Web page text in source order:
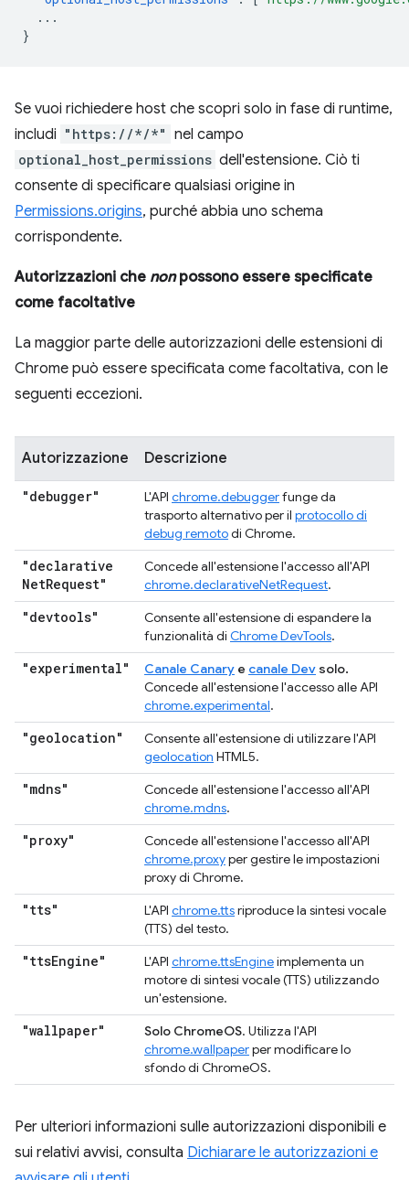
...
}
Se vuoi richiedere host che scopri solo in fase di runtime,
includi "https://*/*" nel campo
optional_host_permissions dell'estensione. Ciò ti
consente di specificare qualsiasi origine in
Permissions.origins, purché abbia uno schema
corrispondente.
Autorizzazioni che nonpossono essere specificate
come facoltative
La maggior parte delle autorizzazioni delle estensioni di
Chrome può essere specificata come facoltativa, con le
seguenti eccezioni.
Autorizzazione Descrizione
"debugger" L'API chrome.debuggerfunge da
trasporto alternativo per il protocollo di
debug remotodi Chrome.
"declarative
NetRequest"
Concede all'estensione l'accesso all'API
chrome.declarativeNetRequest.
"devtools"
Consente all'estensione di espandere la
funzionalità di Chrome DevTools.
"experimental" Canale Canary e canale Dev solo.
Concede all'estensione l'accesso alle API
chrome.experimental.
"geolocation"
Consente all'estensione di utilizzare l'API
geolocation HTML5.
"mdns"
Concede all'estensione l'accesso all'API
chrome.mdns.
"proxy"
Concede all'estensione l'accesso all'API
chrome.proxyper gestire le impostazioni
proxy di Chrome.
"tts" L'API chrome.ttsriproduce la sintesi vocale
(TTS) del testo.
"ttsEngine" L'API chrome.ttsEngineimplementa un
motore di sintesi vocale (TTS) utilizzando
un'estensione.
"wallpaper" Solo ChromeOS. Utilizza l'API
chrome.wallpaperper modificare lo
sfondo di ChromeOS.
Per ulteriori informazioni sulle autorizzazioni disponibili e
sui relativi avvisi, consulta Dichiarare le autorizzazioni e